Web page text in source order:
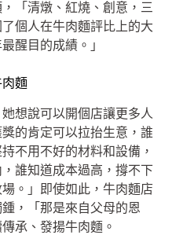
「清燉、紅燒、創意，三
個人在牛肉麵評比上的大
醒目的成績。」
麵
想說可以開個店讓更多人
的肯定可以拉抬生意，誰
不用不好的材料和設備，
誰知道成本過高，撐不下
。」即使如此，牛肉麵店
，「那是來自父母的恩
承、發揚牛肉麵。